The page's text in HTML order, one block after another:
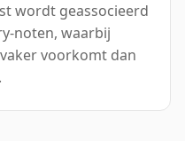
wordt geassocieerd
noten, waarbij
voorkomt dan